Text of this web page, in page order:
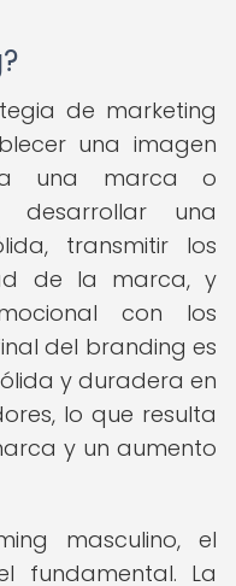
de marketing
una imagen
una marca o
desarrollar una
transmitir los
de la marca, y
con los
del branding es
y duradera en
lo que resulta
y un aumento
masculino, el
fundamental. La